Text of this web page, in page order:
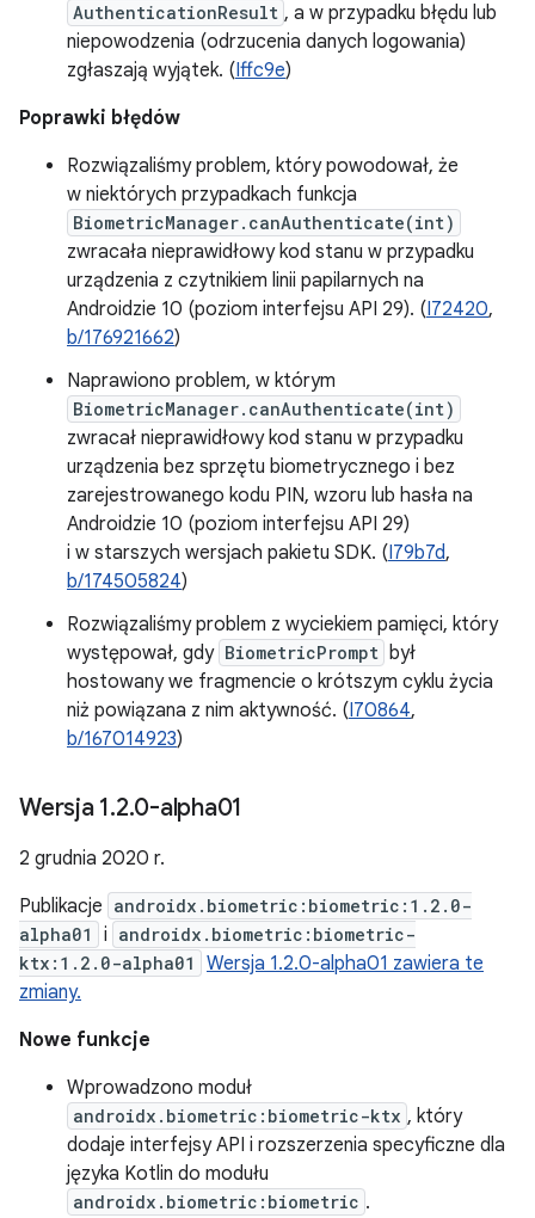
AuthenticationResult , a w przypadku błędu lub
niepowodzenia (odrzucenia danych logowania)
zgłaszają wyjątek. (Iffc9e)
Poprawki błędów
Rozwiązaliśmy problem, który powodował, że
w niektórych przypadkach funkcja
BiometricManager.canAuthenticate(int)
zwracała nieprawidłowy kod stanu w przypadku
urządzenia z czytnikiem linii papilarnych na
Androidzie 10 (poziom interfejsu API 29). (I72420,
b/176921662)
Naprawiono problem, w którym
BiometricManager.canAuthenticate(int)
zwracał nieprawidłowy kod stanu w przypadku
urządzenia bez sprzętu biometrycznego i bez
zarejestrowanego kodu PIN, wzoru lub hasła na
Androidzie 10 (poziom interfejsu API 29)
i w starszych wersjach pakietu SDK. (I79b7d,
b/174505824)
Rozwiązaliśmy problem z wyciekiem pamięci, który
występował, gdy BiometricPrompt był
hostowany we fragmencie o krótszym cyklu życia
niż powiązana z nim aktywność. (I70864,
b/167014923)
Wersja 1.2.0-alpha01
2 grudnia 2020 r.
Publikacje androidx.biometric:biometric:1.2.0-
alpha01
i androidx.biometric:biometric-
ktx:1.2.0-alpha01
Wersja 1.2.0-alpha01 zawiera te
zmiany.
Nowe funkcje
Wprowadzono moduł
androidx.biometric:biometric-ktx , który
dodaje interfejsy API i rozszerzenia specyficzne dla
języka Kotlin do modułu
androidx.biometric:biometric .